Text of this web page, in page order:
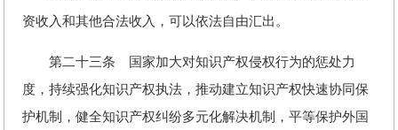
资收入和其他合法收入，可以依法自由汇出。
第二十三条 国家加大对知识产权侵权行为的惩处力
度，持续强化知识产权执法，推动建立知识产权快速协同保
护机制，健全知识产权纠纷多元化解决机制，平等保护外国